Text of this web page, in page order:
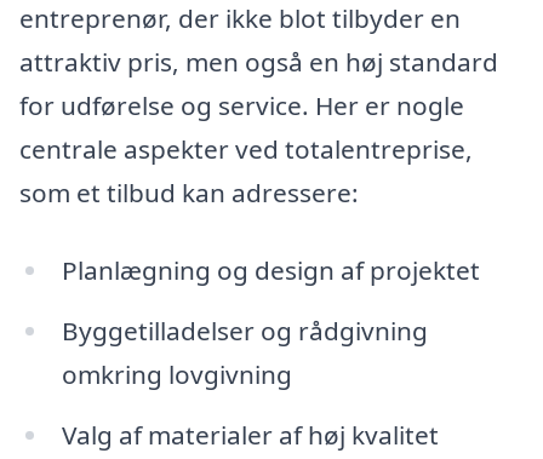
entreprenør, der ikke blot tilbyder en
attraktiv pris, men også en høj standard
for udførelse og service. Her er nogle
centrale aspekter ved totalentreprise,
som et tilbud kan adressere:
Planlægning og design af projektet
Byggetilladelser og rådgivning
omkring lovgivning
Valg af materialer af høj kvalitet